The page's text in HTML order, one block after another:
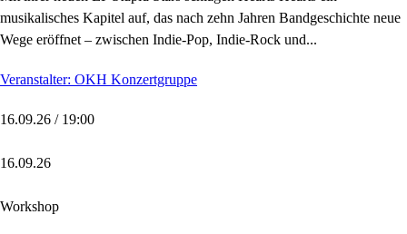
musikalisches Kapitel auf, das nach zehn Jahren Bandgeschichte neue
Wege eröffnet – zwischen Indie-Pop, Indie-Rock und...
Veranstalter: OKH Konzertgruppe
16.09.26 / 19:00
16.09.26
Workshop